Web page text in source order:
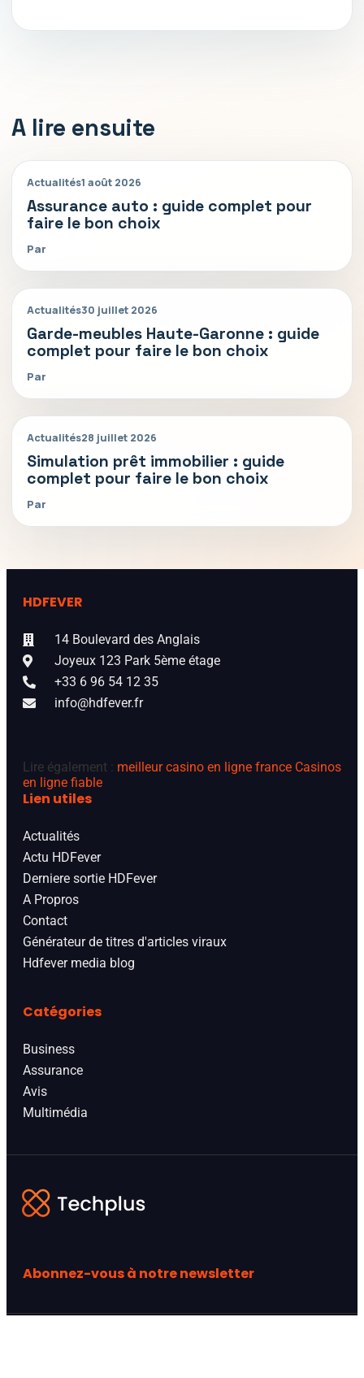
A lire ensuite
Actualités1 août 2026
Assurance auto : guide complet pour
faire le bon choix
Par
Actualités30 juillet 2026
Garde-meubles Haute-Garonne : guide
complet pour faire le bon choix
Par
Actualités28 juillet 2026
Simulation prêt immobilier : guide
complet pour faire le bon choix
Par
HDFEVER
14 Boulevard des Anglais
Joyeux 123 Park 5ème étage
+33 6 96 54 12 35
info@hdfever.fr
Lire également : meilleur casino en ligne france Casinos
en ligne fiable
Lien utiles
Actualités
Actu HDFever
Derniere sortie HDFever
A Propros
Contact
Générateur de titres d'articles viraux
Hdfever media blog
Catégories
Business
Assurance
Avis
Multimédia
Abonnez-vous à notre newsletter